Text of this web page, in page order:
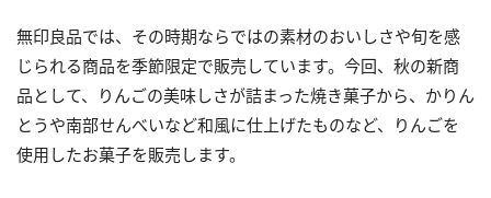
無印良品では、その時期ならではの素材のおいしさや旬を感
じられる商品を季節限定で販売しています。今回、秋の新商
品として、りんごの美味しさが詰まった焼き菓子から、かりん
とうや南部せんべいなど和風に仕上げたものなど、りんごを
使用したお菓子を販売します。